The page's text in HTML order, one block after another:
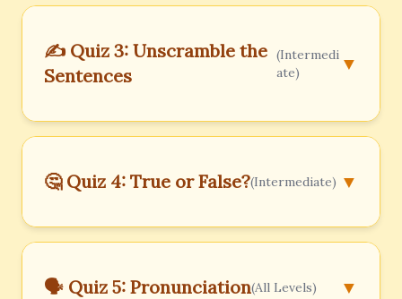
✍️ Quiz 3: Unscramble the
Sentences
(Intermedi
ate)
▼
🤔 Quiz 4: True or False?(Intermediate) ▼
🗣️ Quiz 5: Pronunciation(All Levels) ▼